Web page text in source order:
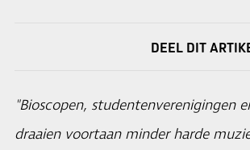
DEEL DIT
"Bioscopen, studentenverenigingen
draaien voortaan minder harde